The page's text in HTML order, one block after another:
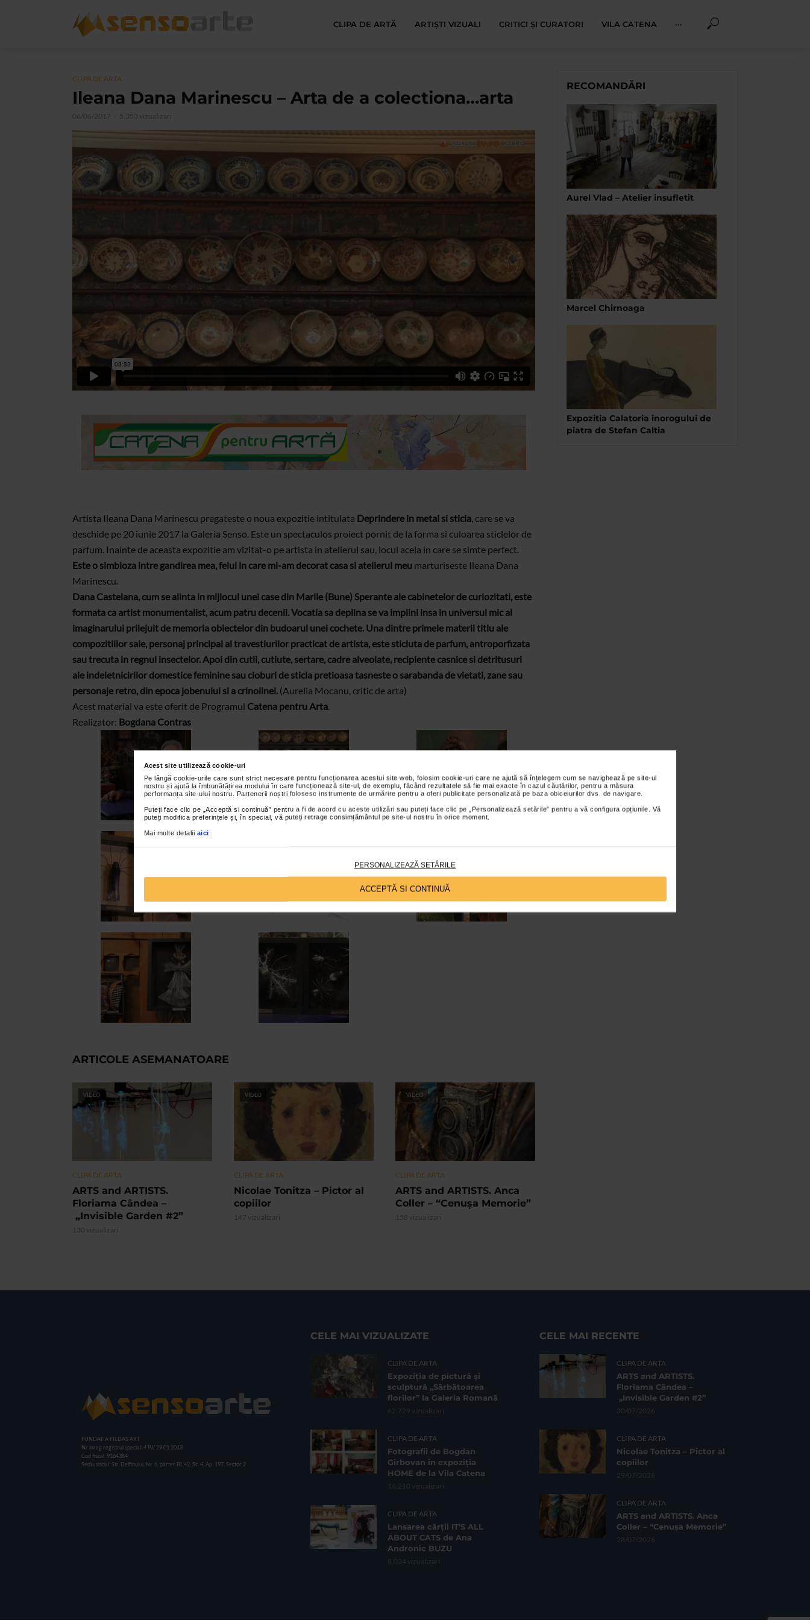
Acest site utilizează cookie-uri
Pe lângă cookie-urile care sunt strict necesare pentru funcționarea acestui site web, folosim cookie-uri care ne ajută să înțelegem cum se navighează pe site-ul
nostru și ajută la îmbunătățirea modului în care funcționează site-ul, de exemplu, făcând rezultatele să fie mai exacte în cazul căutărilor, pentru a măsura
performanța site-ului nostru. Partenerii noștri folosesc instrumente de urmărire pentru a oferi publicitate personalizată pe baza obiceiurilor dvs. de navigare.
Puteți face clic pe „Acceptă si continuă” pentru a fi de acord cu aceste utilizări sau puteți face clic pe „Personalizează setările” pentru a vă configura opțiunile. Vă
puteți modifica preferințele și, în special, vă puteți retrage consimțământul pe site-ul nostru în orice moment.
Mai multe detalii aici
PERSONALIZEAZĂ SETĂRILE
ACCEPTĂ SI CONTINUĂ
CLIPA DE ARTĂ ARTIȘTI VIZUALI CRITICI ȘI CURATORI VILA CATENA ···
CLIPA DE ARTA
Ileana Dana Marinescu – Arta de a colectiona…arta
06/06/2017 5.353 vizualizari
Artista Ileana Dana Marinescu pregateste o noua expozitie intitulata Deprindere in metal si sticla , care se va
deschide pe 20 iunie 2017 la Galeria Senso. Este un spectaculos proiect pornit de la forma si culoarea sticlelor de
parfum. Inainte de aceasta expozitie am vizitat-o pe artista in atelierul sau, locul acela in care se simte perfect.
Este o simbioza intre gandirea mea, felul in care mi-am decorat casa si atelierul meu marturiseste Ileana Dana
Marinescu.
Dana Castelana, cum se alinta in mijlocul unei case din Marile (Bune) Sperante ale cabinetelor de curiozitati, este
formata ca artist monumentalist, acum patru decenii. Vocatia sa deplina se va implini insa in universul mic al
imaginarului prilejuit de memoria obiectelor din budoarul unei cochete. Una dintre primele materii titlu ale
compozitiilor sale, personaj principal al travestiurilor practicat de artista, este sticluta de parfum, antroporfizata
sau trecuta in regnul insectelor. Apoi din cutii, cutiute, sertare, cadre alveolate, recipiente casnice si detritusuri
ale indeletnicirilor domestice feminine sau cioburi de sticla pretioasa tasneste o sarabanda de vietati, zane sau
personaje retro, din epoca jobenului si a crinolinei. (Aurelia Mocanu, critic de arta)
Acest material va este oferit de Programul Catena pentru Arta
Realizator: Bogdana Contras
ARTICOLE ASEMANATOARE
VIDEO
CLIPA DE ARTA
ARTS and ARTISTS.
Floriama Cândea –
„Invisible Garden #2”
130 vizualizari
VIDEO
CLIPA DE ARTA
Nicolae Tonitza – Pictor al
copiilor
147 vizualizari
VIDEO
CLIPA DE ARTA
ARTS and ARTISTS. Anca
Coller – “Cenușa Memorie”
158 vizualizari
RECOMANDĂRI
Aurel Vlad – Atelier insufletit
Marcel Chirnoaga
Expozitia Calatoria inorogului de
piatra de Stefan Caltia
FUNDATIA FILDAS ART
Nr inreg registrul special: 4 PJ/ 29.01.2013
Cod fiscal: 9164384
Sediu social: Str. Delfinului, Nr. 6, parter Bl. 42, Sc. 4, Ap. 197, Sector 2
CELE MAI VIZUALIZATE
CLIPA DE ARTA
Expoziția de pictură și
sculptură „Sărbătoarea
florilor” la Galeria Romană
62.729 vizualizari
CLIPA DE ARTA
Fotografii de Bogdan
Gîrbovan în expoziția
HOME de la Vila Catena
16.210 vizualizari
CLIPA DE ARTA
Lansarea cărții IT’S ALL
ABOUT CATS de Ana
Andronic BUZU
8.034 vizualizari
CELE MAI RECENTE
CLIPA DE ARTA
ARTS and ARTISTS.
Floriama Cândea –
„Invisible Garden #2”
30/07/2026
CLIPA DE ARTA
Nicolae Tonitza – Pictor al
copiilor
29/07/2026
CLIPA DE ARTA
ARTS and ARTISTS. Anca
Coller – “Cenușa Memorie”
28/07/2026